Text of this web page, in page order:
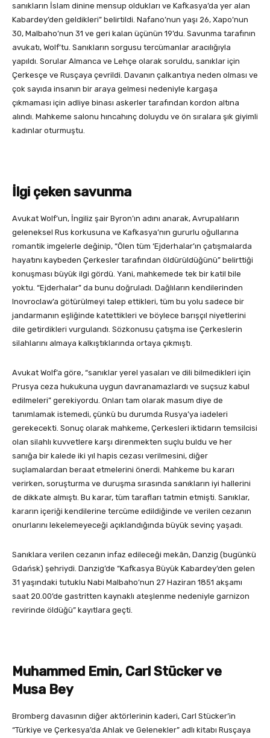
sanıkların İslam dinine mensup oldukları ve Kafkasya’da yer alan
Kabardey’den geldikleri” belirtildi. Nafano’nun yaşı 26, Xapo’nun
30, Malbaho’nun 31 ve geri kalan üçünün 19’du. Savunma tarafının
avukatı, Wolf’tu. Sanıkların sorgusu tercümanlar aracılığıyla
yapıldı. Sorular Almanca ve Lehçe olarak soruldu, sanıklar için
Çerkesçe ve Rusçaya çevrildi. Davanın çalkantıya neden olması ve
çok sayıda insanın bir araya gelmesi nedeniyle kargaşa
çıkmaması için adliye binası askerler tarafından kordon altına
alındı. Mahkeme salonu hıncahınç doluydu ve ön sıralara şık giyimli
kadınlar oturmuştu.
İlgi çeken savunma
Avukat Wolf’un, İngiliz şair Byron’ın adını anarak, Avrupalıların
geleneksel Rus korkusuna ve Kafkasya’nın gururlu oğullarına
romantik imgelerle değinip, “Ölen tüm ‘Ejderhalar’ın çatışmalarda
hayatını kaybeden Çerkesler tarafından öldürüldüğünü” belirttiği
konuşması büyük ilgi gördü. Yani, mahkemede tek bir katil bile
yoktu. “Ejderhalar” da bunu doğruladı. Dağlıların kendilerinden
Inovroclaw’a götürülmeyi talep ettikleri, tüm bu yolu sadece bir
jandarmanın eşliğinde katettikleri ve böylece barışçıl niyetlerini
dile getirdikleri vurgulandı. Sözkonusu çatışma ise Çerkeslerin
silahlarını almaya kalkıştıklarında ortaya çıkmıştı.
Avukat Wolf’a göre, “sanıklar yerel yasaları ve dili bilmedikleri için
Prusya ceza hukukuna uygun davranamazlardı ve suçsuz kabul
edilmeleri” gerekiyordu. Onları tam olarak masum diye de
tanımlamak istemedi, çünkü bu durumda Rusya’ya iadeleri
gerekecekti. Sonuç olarak mahkeme, Çerkesleri iktidarın temsilcisi
olan silahlı kuvvetlere karşı direnmekten suçlu buldu ve her
sanığa bir kalede iki yıl hapis cezası verilmesini, diğer
suçlamalardan beraat etmelerini önerdi. Mahkeme bu kararı
verirken, soruşturma ve duruşma sırasında sanıkların iyi hallerini
de dikkate almıştı. Bu karar, tüm tarafları tatmin etmişti. Sanıklar,
kararın içeriği kendilerine tercüme edildiğinde ve verilen cezanın
onurlarını lekelemeyeceği açıklandığında büyük sevinç yaşadı.
Sanıklara verilen cezanın infaz edileceği mekân, Danzig (bugünkü
Gdańsk) şehriydi. Danzig’de “Kafkasya Büyük Kabardey’den gelen
31 yaşındaki tutuklu Nabi Malbaho’nun 27 Haziran 1851 akşamı
saat 20.00’de gastritten kaynaklı ateşlenme nedeniyle garnizon
revirinde öldüğü” kayıtlara geçti.
Muhammed Emin, Carl Stücker ve
Musa Bey
Bromberg davasının diğer aktörlerinin kaderi, Carl Stücker’in
“Türkiye ve Çerkesya’da Ahlak ve Gelenekler” adlı kitabı Rusçaya